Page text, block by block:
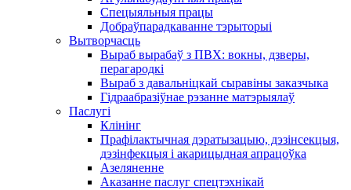
Спецыяльныя працы
Добраўпарадкаванне тэрыторыі
Вытворчасць
Выраб вырабаў з ПВХ: вокны, дзверы,
перагародкі
Выраб з давальніцкай сыравіны заказчыка
Гідраабразіўнае рэзанне матэрыялаў
Паслугі
Клінінг
Прафілактычная дэратызацыю, дэзiнсекцыя,
дэзінфекцыя і акарицыдная апрацоўка
Азеляненне
Аказанне паслуг спецтэхнікай